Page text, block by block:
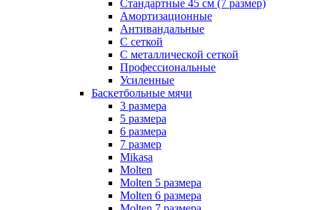
Стандартные 45 см (7 размер)
Амортизационные
Антивандальные
С сеткой
С металлической сеткой
Профессиональные
Усиленные
Баскетбольные мячи
3 размера
5 размера
6 размера
7 размер
Mikasa
Molten
Molten 5 размера
Molten 6 размера